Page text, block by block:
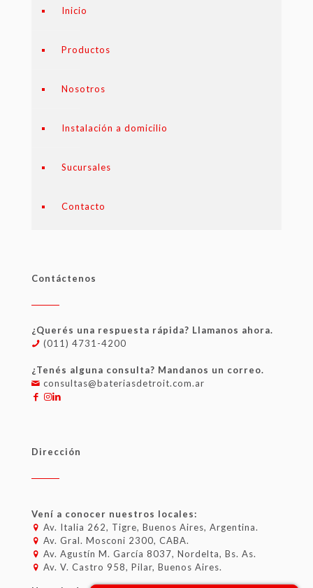
Inicio
Productos
Nosotros
Instalación a domicilio
Sucursales
Contacto
Contáctenos
¿Querés una respuesta rápida? Llamanos ahora.
(011) 4731-4200
¿Tenés alguna consulta? Mandanos un correo.
consultas@bateriasdetroit.com.ar
Dirección
Vení a conocer nuestros locales:
Av. Italia 262, Tigre, Buenos Aires, Argentina.
Av. Gral. Mosconi 2300, CABA.
Av. Agustín M. García 8037, Nordelta, Bs. As.
Av. V. Castro 958, Pilar, Buenos Aires.